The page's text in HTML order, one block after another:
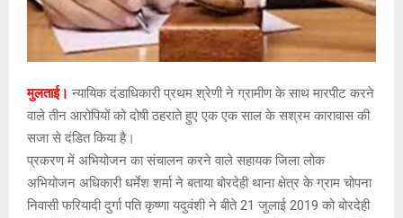
मुलताई। न्यायिक दंडाधिकारी प्रथम श्रेणी ने ग्रामीण के साथ मारपीट करने
वाले तीन आरोपियों को दोषी ठहराते हुए एक एक साल के सश्रम कारावास की
सजा से दंडित किया है।
प्रकरण में अभियोजन का संचालन करने वाले सहायक जिला लोक
अभियोजन अधिकारी धर्मेश शर्मा ने बताया बोरदेही थाना क्षेत्र के ग्राम चोपना
निवासी फरियादी दुर्गा पति कृष्णा यदुवंशी ने बीते 21 जुलाई 2019 को बोरदेही